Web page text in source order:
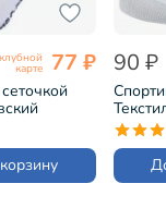
карте 77 ₽ 90 ₽